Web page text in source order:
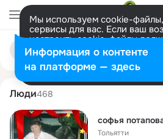
Мы используем cookie-
сервисы для вас. Если ваш
настроить cookie-файлы
представитель. Больше
Разрешить все Настроить
Поиск
людям
sofya potapova
Люди468
софья
Тольятти
Информация о контенте
на платформе — здесь